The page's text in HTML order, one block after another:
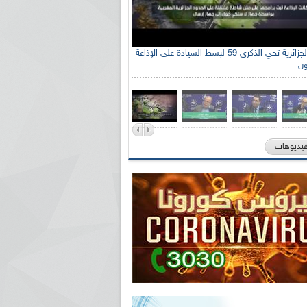
الإذاعة الجزائرية تحي الذكرى 59 لبسط السيادة على الإذاعة